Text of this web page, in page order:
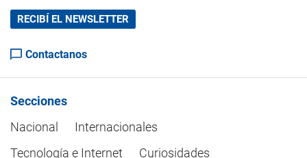
RECIBÍ EL NEWSLETTER
Contactanos
Secciones
Nacional
Internacionales
Tecnología e Internet
Curiosidades